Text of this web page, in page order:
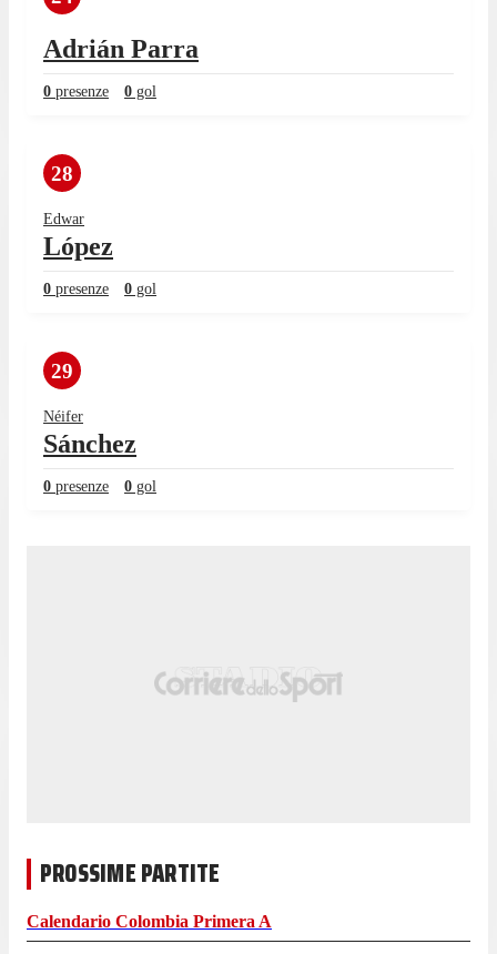
Adrián Parra
0 presenze 0 gol
28
Edwar
López
0 presenze 0 gol
29
Néifer
Sánchez
0 presenze 0 gol
PROSSIME PARTITE
Calendario Colombia Primera A